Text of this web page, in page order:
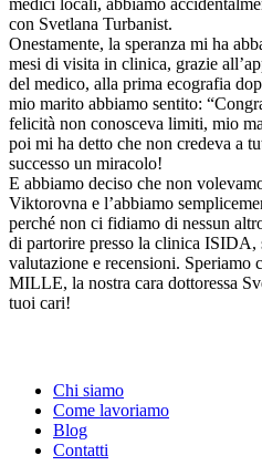
con Svetlana Turbanist.
Onestamente, la speranza mi ha
mesi di visita in clinica, grazie
del medico, alla prima ecografia
mio marito abbiamo sentito:
felicità non conosceva limiti, mio
poi mi ha detto che non credeva a
successo un miracolo!
E abbiamo deciso che non
Viktorovna e l’abbiamo
perché non ci fidiamo di nessun
di partorire presso la clinica ISIDA,
valutazione e recensioni.
MILLE, la nostra cara dottoressa
tuoi cari!
Chi siamo
Come lavoriamo
Blog
Contatti